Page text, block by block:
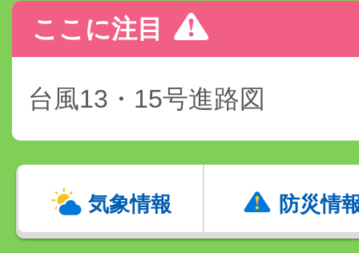
ここに注目
台風13・15号進路図
気象情報 防災情